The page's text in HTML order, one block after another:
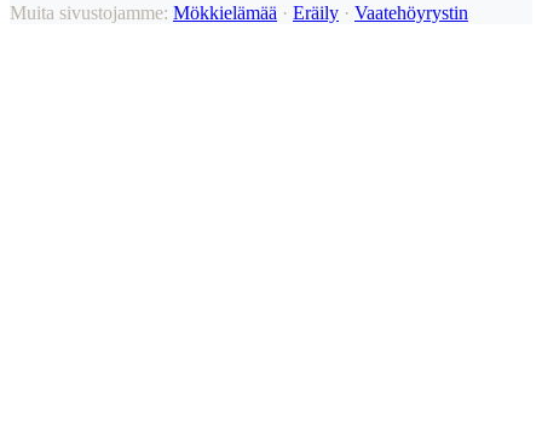
Muita sivustojamme: Mökkielämää · Eräily · Vaatehöyrystin